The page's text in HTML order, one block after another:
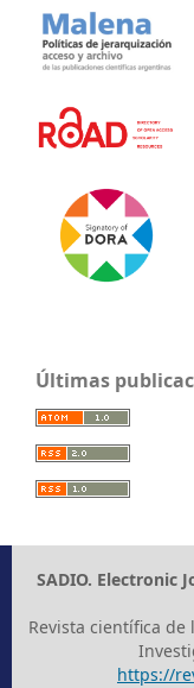
Últimas
SADIO. Electronic
Revista científica
https://